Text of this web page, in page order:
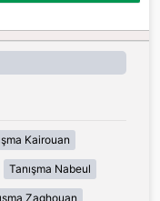
Kairouan
Tanışma Nabeul
Zaghouan